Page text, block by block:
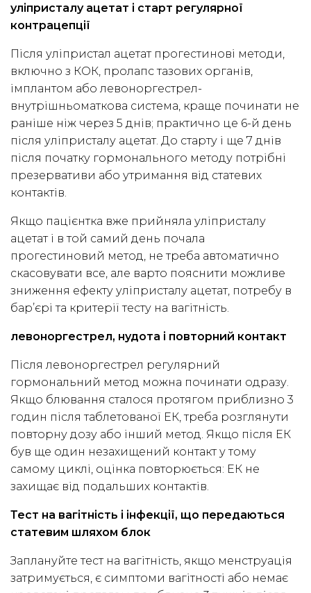
уліпристалу ацетат і старт регулярної
контрацепції
Після уліпристал ацетат прогестинові методи,
включно з КОК, пролапс тазових органів,
імплантом або левоноргестрел-
внутрішньоматкова система, краще починати не
раніше ніж через 5 днів; практично це 6-й день
після уліпристалу ацетат. До старту і ще 7 днів
після початку гормонального методу потрібні
презервативи або утримання від статевих
контактів.
Якщо пацієнтка вже прийняла уліпристалу
ацетат і в той самий день почала
прогестиновий метод, не треба автоматично
скасовувати все, але варто пояснити можливе
зниження ефекту уліпристалу ацетат, потребу в
бар’єрі та критерії тесту на вагітність.
левоноргестрел, нудота і повторний контакт
Після левоноргестрел регулярний
гормональний метод можна починати одразу.
Якщо блювання сталося протягом приблизно 3
годин після таблетованої ЕК, треба розглянути
повторну дозу або інший метод. Якщо після ЕК
був ще один незахищений контакт у тому
самому циклі, оцінка повторюється: ЕК не
захищає від подальших контактів.
Тест на вагітність і інфекції, що передаються
статевим шляхом блок
Заплануйте тест на вагітність, якщо менструація
затримується, є симптоми вагітності або немає